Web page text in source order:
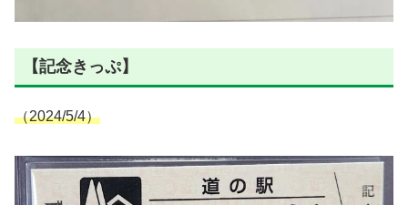
【記念きっぷ】
（2024/5/4）